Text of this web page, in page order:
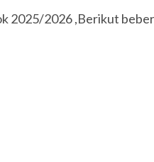
2025/2026 ,Berikut